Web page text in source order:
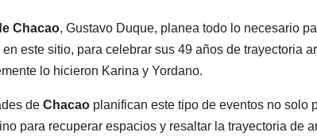
Chacao, Gustavo Duque, planea todo lo necesario
este sitio, para celebrar sus 49 años de trayectoria
lo hicieron Karina y Yordano.
de Chacao planifican este tipo de eventos no solo
para recuperar espacios y resaltar la trayectoria de